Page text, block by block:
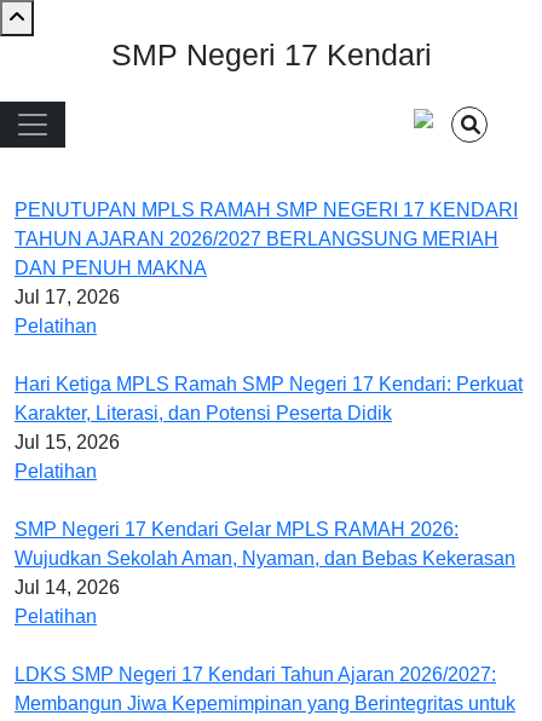
Skip to main content
SMP Negeri 17 Kendari
Main navigation
PENUTUPAN MPLS RAMAH SMP NEGERI 17 KENDARI
TAHUN AJARAN 2026/2027 BERLANGSUNG MERIAH
DAN PENUH MAKNA
Jul 17, 2026
Pelatihan
Hari Ketiga MPLS Ramah SMP Negeri 17 Kendari: Perkuat
Karakter, Literasi, dan Potensi Peserta Didik
Jul 15, 2026
Pelatihan
SMP Negeri 17 Kendari Gelar MPLS RAMAH 2026:
Wujudkan Sekolah Aman, Nyaman, dan Bebas Kekerasan
Jul 14, 2026
Pelatihan
LDKS SMP Negeri 17 Kendari Tahun Ajaran 2026/2027:
Membangun Jiwa Kepemimpinan yang Berintegritas untuk